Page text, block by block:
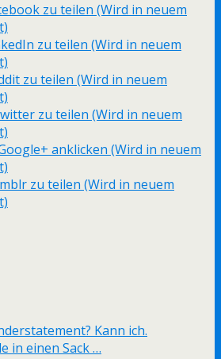
zu teilen (Wird in neuem
zu teilen (Wird in neuem
zu teilen (Wird in neuem
zu teilen (Wird in neuem
anklicken (Wird in neuem
zu teilen (Wird in neuem
Kann ich.
in einen Sack …